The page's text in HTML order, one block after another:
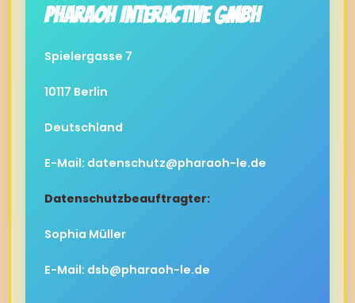
Pharaoh Interactive GmbH
Spielergasse 7
10117 Berlin
Deutschland
E-Mail: datenschutz@pharaoh-le.de
Datenschutzbeauftragter:
Sophia Müller
E-Mail: dsb@pharaoh-le.de